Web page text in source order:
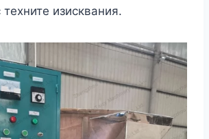
изисквания.